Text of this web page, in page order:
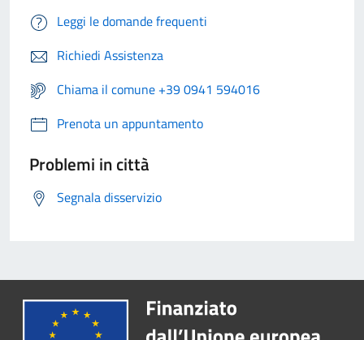
Leggi le domande frequenti
Richiedi Assistenza
Chiama il comune +39 0941 594016
Prenota un appuntamento
Problemi in città
Segnala disservizio